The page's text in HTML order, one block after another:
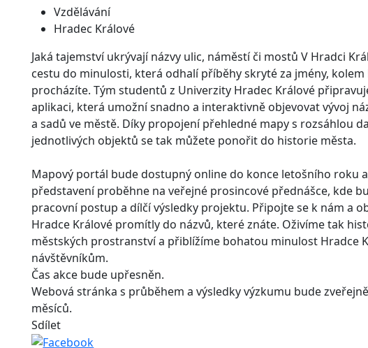
Vzdělávání
Hradec Králové
Jaká tajemství ukrývají názvy ulic, náměstí či mostů V Hradci
cestu do minulosti, která odhalí příběhy skryté za jmény,
procházíte. Tým studentů z Univerzity Hradec Králové
aplikaci, která umožní snadno a interaktivně objevovat vývoj
a sadů ve městě. Díky propojení přehledné mapy s rozsáhlou
jednotlivých objektů se tak můžete ponořit do historie města.
Mapový portál bude dostupný online do konce letošního roku
představení proběhne na veřejné prosincové přednášce, kde
pracovní postup a dílčí výsledky projektu. Připojte se k nám a
Hradce Králové promítly do názvů, které znáte. Oživíme tak
městských prostranství a přiblížíme bohatou minulost Hradce
návštěvníkům.
Čas akce bude upřesněn.
Webová stránka s průběhem a výsledky výzkumu bude
měsíců.
Sdílet